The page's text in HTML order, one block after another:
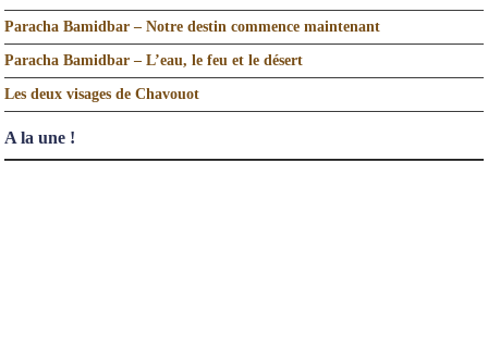
Paracha Bamidbar – Notre destin commence maintenant
Paracha Bamidbar – L’eau, le feu et le désert
Les deux visages de Chavouot
A la une !